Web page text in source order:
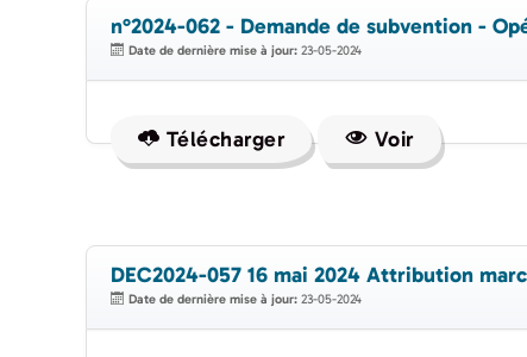
n°2024-062 - Demande de subvention -
Date de dernière mise à jour: 23-05-2024
Télécharger Voir
DEC2024-057 16 mai 2024 Attribution
Date de dernière mise à jour: 23-05-2024